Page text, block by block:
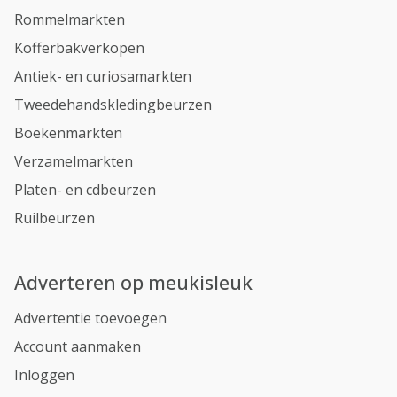
Rommelmarkten
Kofferbakverkopen
Antiek- en curiosamarkten
Tweedehandskledingbeurzen
Boekenmarkten
Verzamelmarkten
Platen- en cdbeurzen
Ruilbeurzen
Adverteren op meukisleuk
Advertentie toevoegen
Account aanmaken
Inloggen